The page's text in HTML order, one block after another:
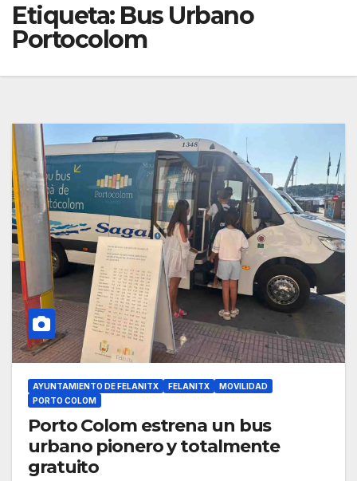
Etiqueta: Bus Urbano
Portocolom
AYUNTAMIENTO DE FELANITX FELANITX
MOVILIDAD
PORTO COLOM
Porto Colom estrena un bus
urbano pionero y totalmente
gratuito